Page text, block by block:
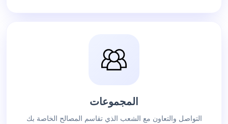
المجموعات
التواصل والتعاون مع الشعب الذي تقاسم المصالح الخاصة بك